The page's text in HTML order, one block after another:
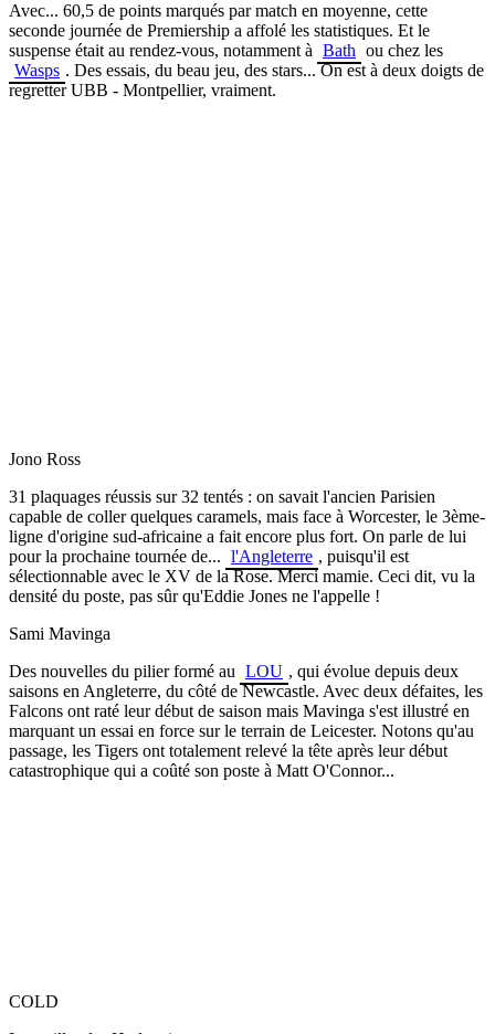
Avec... 60,5 de points marqués par match en moyenne, cette
seconde journée de Premiership a affolé les statistiques. Et le
suspense était au rendez-vous, notamment à Bath ou chez les
Wasps . Des essais, du beau jeu, des stars... On est à deux doigts de
regretter UBB - Montpellier, vraiment.
Jono Ross
31 plaquages réussis sur 32 tentés : on savait l'ancien Parisien
capable de coller quelques caramels, mais face à Worcester, le 3ème-
ligne d'origine sud-africaine a fait encore plus fort. On parle de lui
pour la prochaine tournée de... l'Angleterre , puisqu'il est
sélectionnable avec le XV de la Rose. Merci mamie. Ceci dit, vu la
densité du poste, pas sûr qu'Eddie Jones ne l'appelle !
Sami Mavinga
Des nouvelles du pilier formé au LOU , qui évolue depuis deux
saisons en Angleterre, du côté de Newcastle. Avec deux défaites, les
Falcons ont raté leur début de saison mais Mavinga s'est illustré en
marquant un essai en force sur le terrain de Leicester. Notons qu'au
passage, les Tigers ont totalement relevé la tête après leur début
catastrophique qui a coûté son poste à Matt O'Connor...
COLD